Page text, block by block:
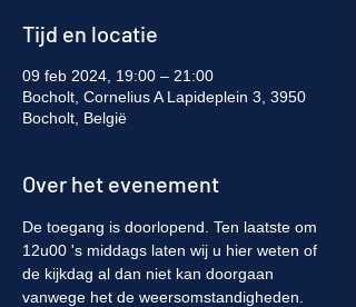
Tijd en locatie
09 feb 2024, 19:00 – 21:00
Bocholt, Cornelius A Lapideplein 3, 3950
Bocholt, België
Over het evenement
De toegang is doorlopend. Ten laatste om
12u00 's middags laten wij u hier weten of
de kijkdag al dan niet kan doorgaan
vanwege het de weersomstandigheden.